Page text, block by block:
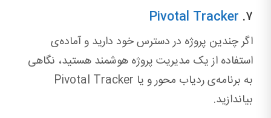
۷. Pivotal Tracker
اگر چندین پروژه در دسترس خود دارید و آماده‌ی
استفاده از یک مدیریت پروژه هوشمند هستید، نگاهی
به ‌برنامه‌ی ردیاب محور و یا Pivotal Tracker
بیاندازید.